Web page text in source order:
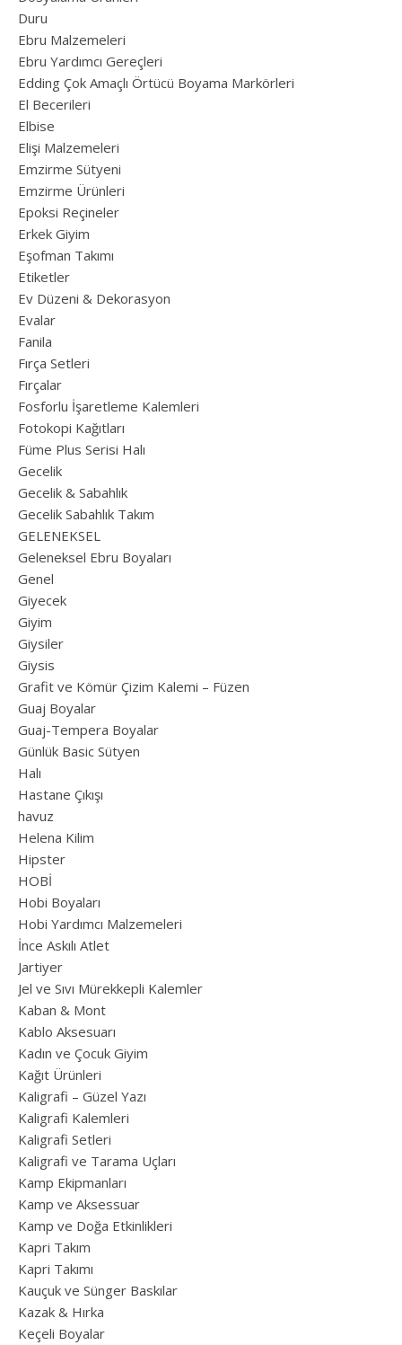
Duru
Ebru Malzemeleri
Ebru Yardımcı Gereçleri
Edding Çok Amaçlı Örtücü Boyama Markörleri
El Becerileri
Elbise
Elişi Malzemeleri
Emzirme Sütyeni
Emzirme Ürünleri
Epoksi Reçineler
Erkek Giyim
Eşofman Takımı
Etiketler
Ev Düzeni & Dekorasyon
Evalar
Fanila
Fırça Setleri
Fırçalar
Fosforlu İşaretleme Kalemleri
Fotokopi Kağıtları
Füme Plus Serisi Halı
Gecelik
Gecelik & Sabahlık
Gecelik Sabahlık Takım
GELENEKSEL
Geleneksel Ebru Boyaları
Genel
Giyecek
Giyim
Giysiler
Giysis
Grafit ve Kömür Çizim Kalemi – Füzen
Guaj Boyalar
Guaj-Tempera Boyalar
Günlük Basic Sütyen
Halı
Hastane Çıkışı
havuz
Helena Kilim
Hipster
HOBİ
Hobi Boyaları
Hobi Yardımcı Malzemeleri
İnce Askılı Atlet
Jartiyer
Jel ve Sıvı Mürekkepli Kalemler
Kaban & Mont
Kablo Aksesuarı
Kadın ve Çocuk Giyim
Kağıt Ürünleri
Kaligrafi – Güzel Yazı
Kaligrafi Kalemleri
Kaligrafi Setleri
Kaligrafi ve Tarama Uçları
Kamp Ekipmanları
Kamp ve Aksessuar
Kamp ve Doğa Etkinlikleri
Kapri Takım
Kapri Takımı
Kauçuk ve Sünger Baskılar
Kazak & Hırka
Keçeli Boyalar